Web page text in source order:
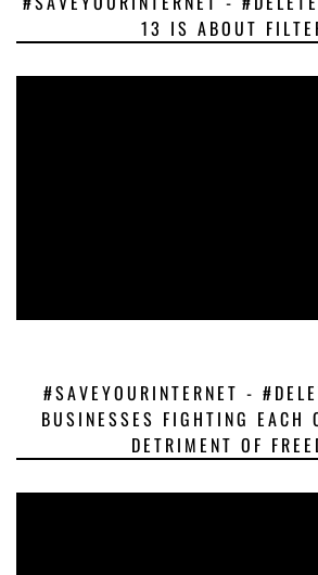
13 IS ABOUT
#SAVEYOURINTERNET -
BUSINESSES FIGHTING EACH
DETRIMENT OF